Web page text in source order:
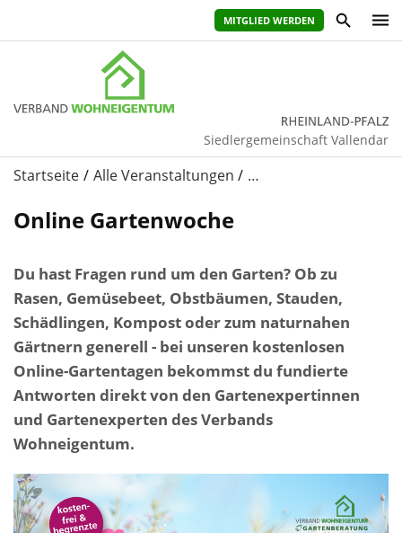
MITGLIED WERDEN
Siedlergemeinschaft Vallendar
Startseite Alle Veranstaltungen …
Online Gartenwoche
Du hast Fragen rund um den Garten? Ob zu
Rasen, Gemüsebeet, Obstbäumen, Stauden,
Schädlingen, Kompost oder zum naturnahen
Gärtnern generell - bei unseren kostenlosen
Online-Gartentagen bekommst du fundierte
Antworten direkt von den Gartenexpertinnen
und Gartenexperten des Verbands
Wohneigentum.